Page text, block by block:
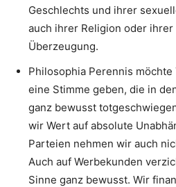
Geschlechts und ihrer
auch ihrer Religion oder
Überzeugung.
Philosophia Perennis
eine Stimme geben, die in
ganz bewusst
wir Wert auf absolute
Parteien nehmen wir auch
Auch auf Werbekunden
Sinne ganz bewusst. Wir